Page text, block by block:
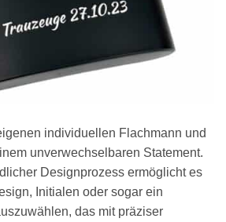
individuellen Flachmann und
unverwechselbaren Statement.
Designprozess ermöglicht es
Initialen oder sogar ein
das mit präziser